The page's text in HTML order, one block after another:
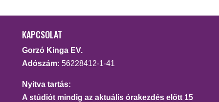
KAPCSOLAT
Gorzó Kinga EV.
Adószám: 56228412-1-41
Nyitva tartás:
A stúdiót mindig az aktuális órakezdés előtt 15